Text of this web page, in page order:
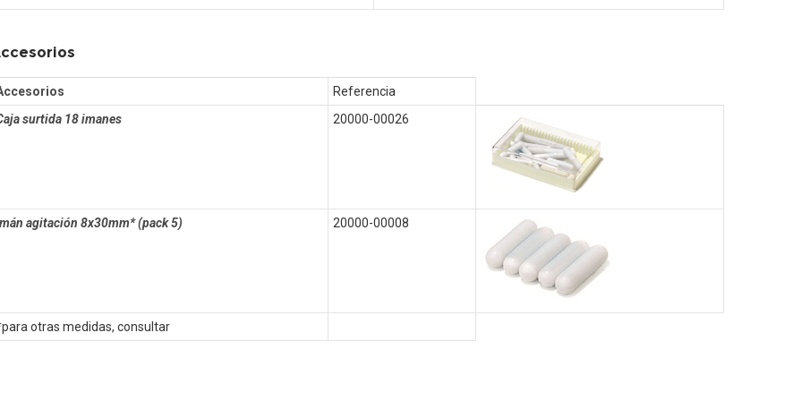
Referencia
surtida 18 imanes
20000-00026
agitación 8x30mm* (pack 5) 20000-00008
otras medidas, consultar